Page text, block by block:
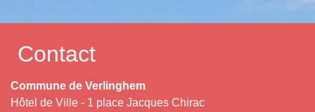
Contact
Commune de Verlinghem
Hôtel de Ville - 1 place Jacques Chirac